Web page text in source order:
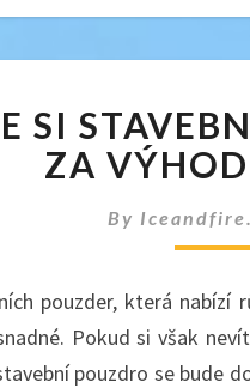
SI
ZA
By
pouzder, která nabízí
Pokud si však
pouzdro se bude